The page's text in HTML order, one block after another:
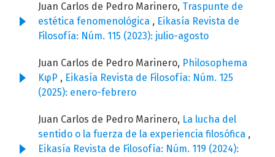
Juan Carlos de Pedro Marinero, Traspunte de
estética fenomenológica , Eikasía Revista de
Filosofía: Núm. 115 (2023): julio-agosto
Juan Carlos de Pedro Marinero, Philosophema
KφP , Eikasía Revista de Filosofía: Núm. 125
(2025): enero-febrero
Juan Carlos de Pedro Marinero, La lucha del
sentido o la fuerza de la experiencia filosófica ,
Eikasía Revista de Filosofía: Núm. 119 (2024):